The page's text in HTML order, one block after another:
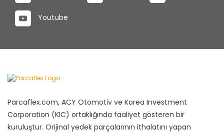
Youtube
Parcaflex.com, ACY Otomotiv ve Korea Investment
Corporation (KIC) ortaklığında faaliyet gösteren bir
kuruluştur. Orijinal yedek parçalarının ithalatını yapan